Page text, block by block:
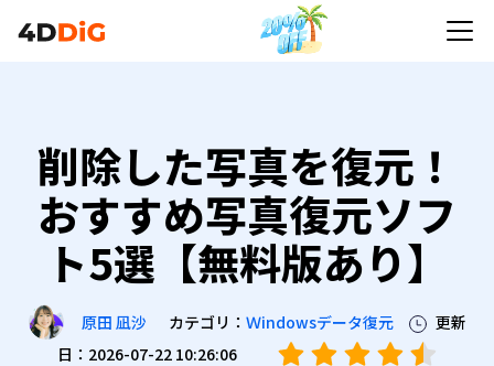
削除した写真を復元！
おすすめ写真復元ソフ
ト5選【無料版あり】
原田 凪沙 カテゴリ： Ｗindowsデータ復元
更新
日：2026-07-22 10:26:06